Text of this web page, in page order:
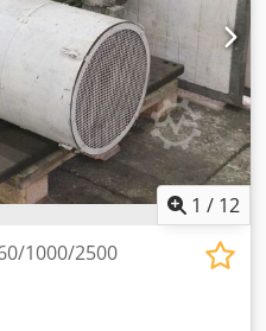
1 / 12
1000/2500